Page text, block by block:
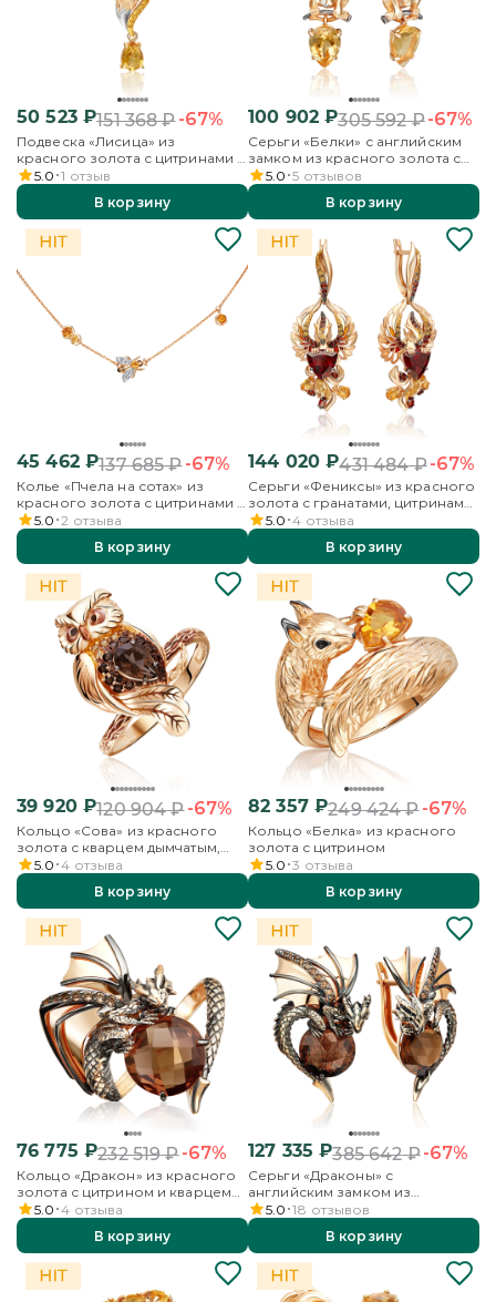
50 523₽151 368₽-67%
Подвеска «Лисица» из
красного золота с цитринами и
эмалью
5.0 1 отзыв
В корзину
100 902 ₽305 592₽-67%
Серьги «Белки» с английским
замком из красного золота с
цитрином и эмалью
5.0 5 отзывов
В корзину
45 462₽137 685₽-67%
Колье «Пчела на сотах» из
красного золота с цитринами и
бесцветными топазами
5.0 2 отзыва
В корзину
144 020 ₽431 484₽-67%
Серьги «Фениксы» из красного
золота с гранатами, цитринами
и эмалью
5.0 4 отзыва
В корзину
39 920₽120 904₽-67%
Кольцо «Сова» из красного
золота с кварцем дымчатым,
цитринами и эмалью
5.0 4 отзыва
В корзину
82 357₽249 424₽-67%
Кольцо «Белка» из красного
золота с цитрином
5.0 3 отзыва
В корзину
76 775 ₽232 519₽-67%
Кольцо «Дракон» из красного
золота с цитрином и кварцем
дымчатым
5.0 4 отзыва
В корзину
127 335 ₽385 642₽-67%
Серьги «Драконы» с
английским замком из
красного золота с цитрином и
кварцем дымчатым
5.0 18 отзывов
В корзину